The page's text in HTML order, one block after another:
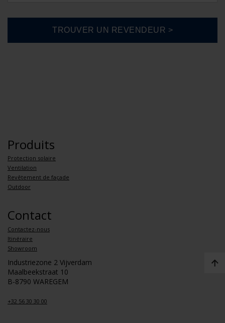
Produits
Protection solaire
Ventilation
Revêtement de façade
Outdoor
Contact
Contactez-nous
Itinéraire
Showroom
Industriezone 2 Vijverdam
Maalbeekstraat 10
B-8790 WAREGEM
+32 56 30 30 00